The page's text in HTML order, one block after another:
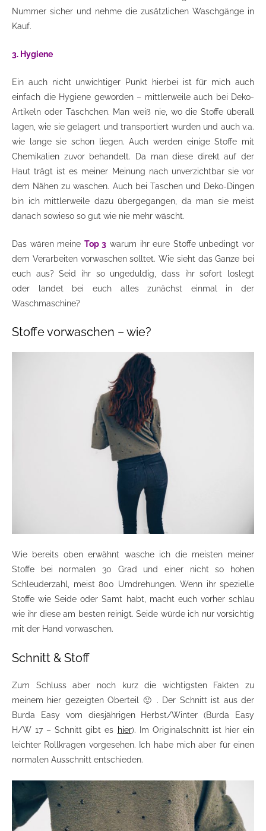
Nummer sicher und nehme die zusätzlichen Waschgänge in
Kauf.
3. Hygiene
Ein auch nicht unwichtiger Punkt hierbei ist für mich auch
einfach die Hygiene geworden – mittlerweile auch bei Deko-
Artikeln oder Täschchen. Man weiß nie, wo die Stoffe überall
lagen, wie sie gelagert und transportiert wurden und auch v.a.
wie lange sie schon liegen. Auch werden einige Stoffe mit
Chemikalien zuvor behandelt. Da man diese direkt auf der
Haut trägt ist es meiner Meinung nach unverzichtbar sie vor
dem Nähen zu waschen. Auch bei Taschen und Deko-Dingen
bin ich mittlerweile dazu übergegangen, da man sie meist
danach sowieso so gut wie nie mehr wäscht.
Das wären meine Top 3 warum ihr eure Stoffe unbedingt vor
dem Verarbeiten vorwaschen solltet. Wie sieht das Ganze bei
euch aus? Seid ihr so ungeduldig, dass ihr sofort loslegt
oder landet bei euch alles zunächst einmal in der
Waschmaschine?
Stoffe vorwaschen – wie?
Wie bereits oben erwähnt wasche ich die meisten meiner
Stoffe bei normalen 30 Grad und einer nicht so hohen
Schleuderzahl, meist 800 Umdrehungen. Wenn ihr spezielle
Stoffe wie Seide oder Samt habt, macht euch vorher schlau
wie ihr diese am besten reinigt. Seide würde ich nur vorsichtig
mit der Hand vorwaschen.
Schnitt & Stoff
Zum Schluss aber noch kurz die wichtigsten Fakten zu
meinem hier gezeigten Oberteil 🙂 . Der Schnitt ist aus der
Burda Easy vom diesjährigen Herbst/Winter (Burda Easy
H/W 17 – Schnitt gibt es hier). Im Originalschnitt ist hier ein
leichter Rollkragen vorgesehen. Ich habe mich aber für einen
normalen Ausschnitt entschieden.